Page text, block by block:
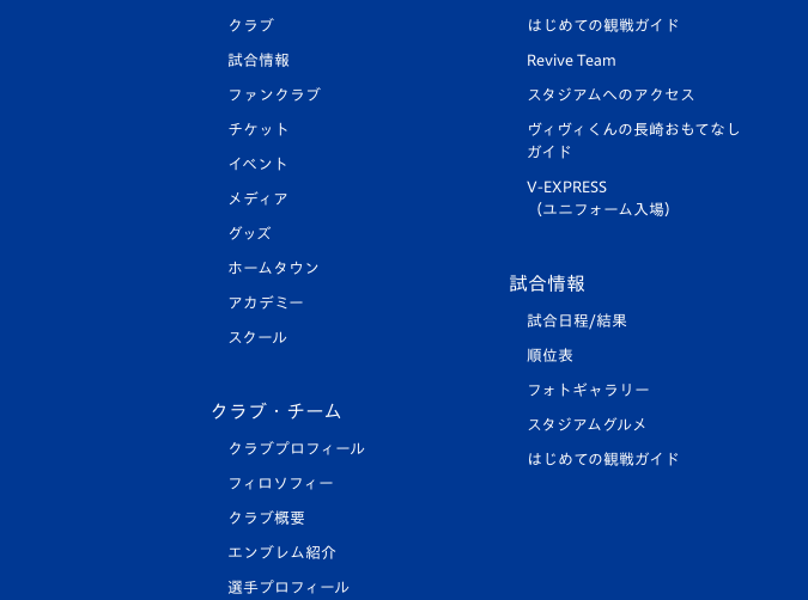
クラブ
試合情報
ファンクラブ
チケット
イベント
メディア
グッズ
ホームタウン
アカデミー
スクール
クラブ・チーム
クラブプロフィール
フィロソフィー
クラブ概要
エンブレム紹介
選手プロフィール
はじめての観戦ガイド
Revive Team
スタジアムへのアクセス
ヴィヴィくんの長崎おもてなし
ガイド
V-EXPRESS
（ユニフォーム入場）
試合情報
試合日程/結果
順位表
フォトギャラリー
スタジアムグルメ
はじめての観戦ガイド